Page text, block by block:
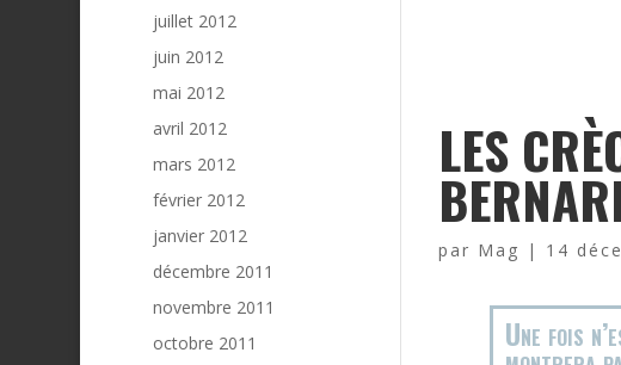
LES
par Mag | 14
Une fois
juillet 2012
juin 2012
mai 2012
avril 2012
mars 2012
février 2012
janvier 2012
décembre 2011
novembre 2011
octobre 2011